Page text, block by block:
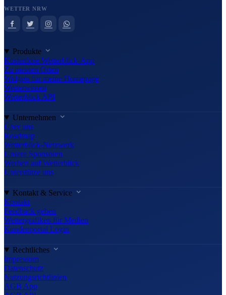
WETTER NRW
Produkte
Kostenlose Wetterblick-App
Zu meinen Orten
Widgets für meine Homepage
Wetterwissen
Wetterblick API
Unternehmen
Über uns
Roadmap
Wetterblick-Netzwerk
Unsere Sponsoren
Werben auf Wetterblick
Unterstütze uns
Kontakt & Service
Kontakt
Feedback geben
Wettergrafiken für Medien
Kundenportal Login
Rechtliches
Impressum
Datenschutz
Nutzungsrichtlinien
AGB App